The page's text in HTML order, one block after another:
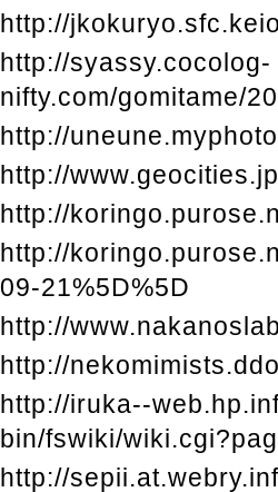
http://
http://syassy.cocolog-
nifty.com/gomitame/
http://
http://
http://
http://
09-21%5D%5D
http://
http://
http://iruka--
bin/fswiki/
http://